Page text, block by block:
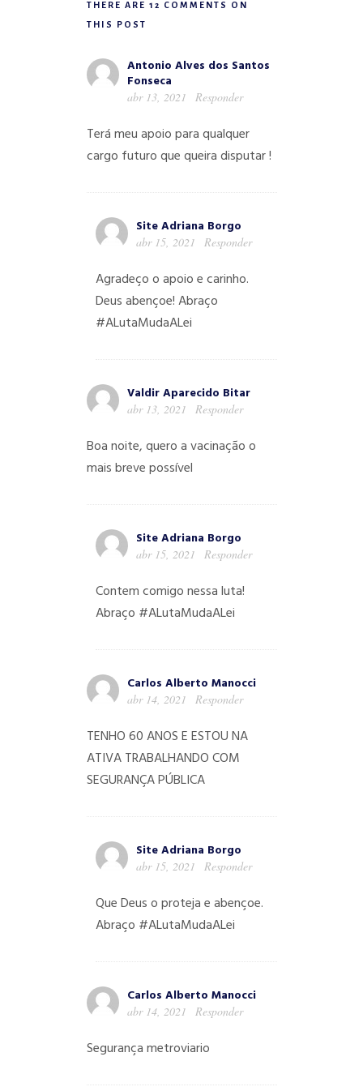
THERE ARE 12 COMMENTS ON
THIS POST
Antonio Alves dos Santos
Fonseca
abr 13, 2021 Responder
Terá meu apoio para qualquer
cargo futuro que queira disputar !
Site Adriana Borgo
abr 15, 2021 Responder
Agradeço o apoio e carinho.
Deus abençoe! Abraço
#ALutaMudaALei
Valdir Aparecido Bitar
abr 13, 2021 Responder
Boa noite, quero a vacinação o
mais breve possível
Site Adriana Borgo
abr 15, 2021 Responder
Contem comigo nessa luta!
Abraço #ALutaMudaALei
Carlos Alberto Manocci
abr 14, 2021 Responder
TENHO 60 ANOS E ESTOU NA
ATIVA TRABALHANDO COM
SEGURANÇA PÚBLICA
Site Adriana Borgo
abr 15, 2021 Responder
Que Deus o proteja e abençoe.
Abraço #ALutaMudaALei
Carlos Alberto Manocci
abr 14, 2021 Responder
Segurança metroviario